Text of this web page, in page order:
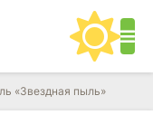
«Звездная пыль»